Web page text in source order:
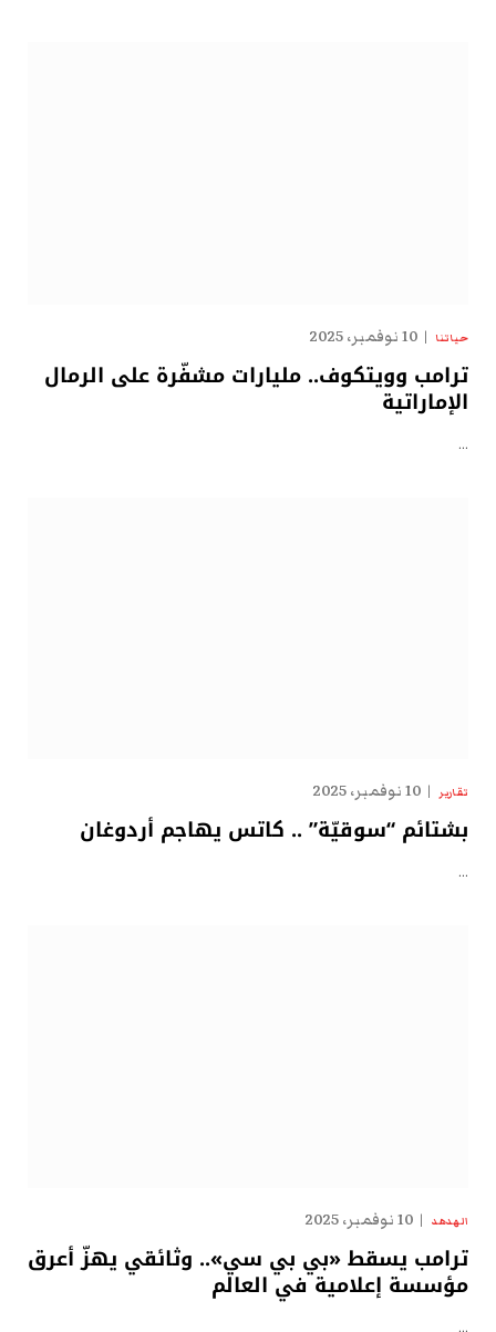
حياتنا 10 نوفمبر، 2025
ترامب وويتكوف.. مليارات مشفّرة على الرمال
الإماراتية
…
تقارير 10 نوفمبر، 2025
بشتائم “سوقيّة” .. كاتس يهاجم أردوغان
…
الهدهد 10 نوفمبر، 2025
ترامب يسقط «بي بي سي».. وثائقي يهزّ أعرق
مؤسسة إعلامية في العالم